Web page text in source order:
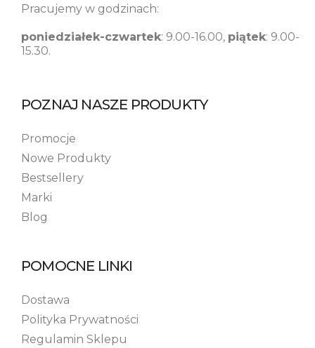
Pracujemy w godzinach:
poniedziałek-czwartek: 9.00-16.00, piątek: 9.00-
15.30.
POZNAJ NASZE PRODUKTY
Promocje
Nowe Produkty
Bestsellery
Marki
Blog
POMOCNE LINKI
Dostawa
Polityka Prywatności
Regulamin Sklepu